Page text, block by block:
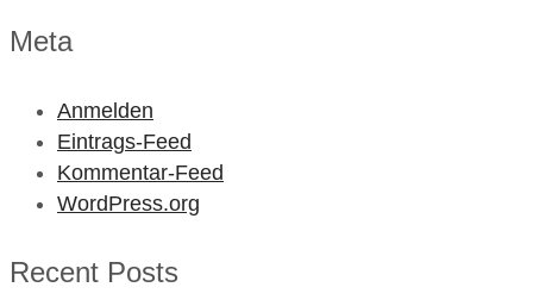
Meta
Anmelden
Eintrags-Feed
Kommentar-Feed
WordPress.org
Recent Posts